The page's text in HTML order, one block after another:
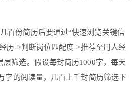
百份简历后要通过“快速浏览关键信
历->判断岗位匹配度->推荐至用人经
层筛选。假设每封简历1000字，每天
字的阅读量，几百上千封简历筛选下